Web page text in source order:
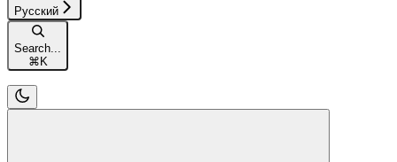
Русский
Search...
⌘K